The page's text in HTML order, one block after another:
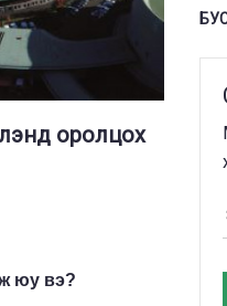
оролцох
юу вэ?